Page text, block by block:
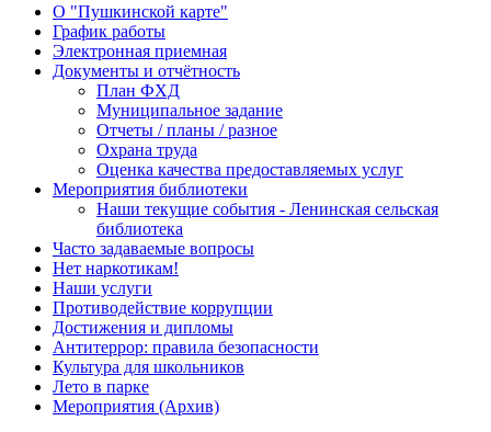
О "Пушкинской карте"
График работы
Электронная приемная
Документы и отчётность
План ФХД
Муниципальное задание
Отчеты / планы / разное
Охрана труда
Оценка качества предоставляемых услуг
Мероприятия библиотеки
Наши текущие события - Ленинская сельская
библиотека
Часто задаваемые вопросы
Нет наркотикам!
Наши услуги
Противодействие коррупции
Достижения и дипломы
Антитеррор: правила безопасности
Культура для школьников
Лето в парке
Мероприятия (Архив)